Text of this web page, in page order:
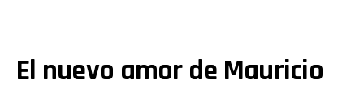
El nuevo amor de Mauricio